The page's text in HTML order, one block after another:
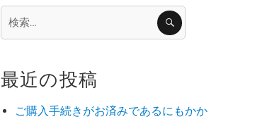
索:
索
最近の投稿
ご購入手続きがお済みであるにもかか